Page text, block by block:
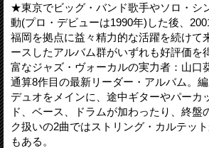
★東京でビッグ・バンド歌手やソロ・シ
動(プロ・デビューは1990年)した後、
福岡を拠点に益々精力的な活躍を続けて
ースしたアルバム群がいずれも好評価を
富なジャズ・ヴォーカルの実力者：山口
通算8作目の最新リーダー・アルバム。
デュオをメインに、途中ギターやパーカ
ド、ベース、ドラムが加わったり、終盤
ク扱いの2曲ではストリング・カルテッ
もある。